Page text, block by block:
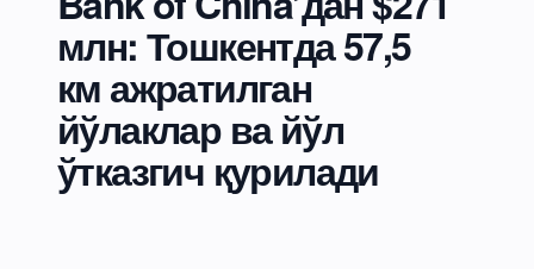
млн: Тошкентда 57,5
км ажратилган
йўлаклар ва йўл
ўтказгич қурилади